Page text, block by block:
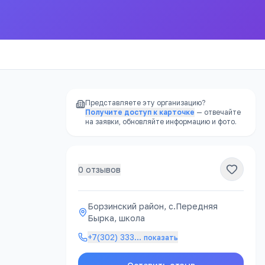
Представляете эту организацию?
Получите доступ к карточке — отвечайте
на заявки, обновляйте информацию и фото.
0 отзывов
Борзинский район, с.Передняя
Бырка, школа
+7(302) 333… показать